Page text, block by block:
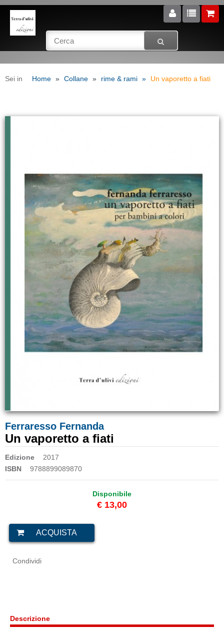
Sei in Home Collane rime & rami Un vaporetto a fiati
Ferraresso Fernanda
Un vaporetto a fiati
Edizione
2017
ISBN
9788899089870
Disponibile
€ 13,00
Condividi
Descrizione